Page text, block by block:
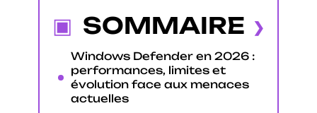
SOMMAIRE
Windows Defender en 2026 :
performances, limites et
évolution face aux menaces
actuelles